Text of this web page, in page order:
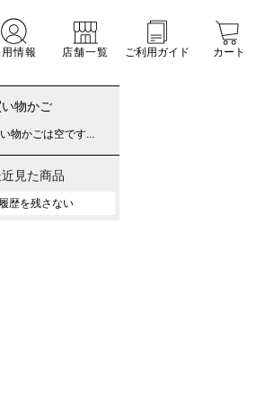
情報 店舗一覧 ご利用ガイド カート
い物かご
物かごは空です...
見た商品
履歴を残さない